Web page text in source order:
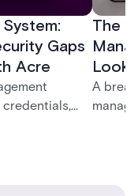
Gaps
Acre
control
The
Look
A